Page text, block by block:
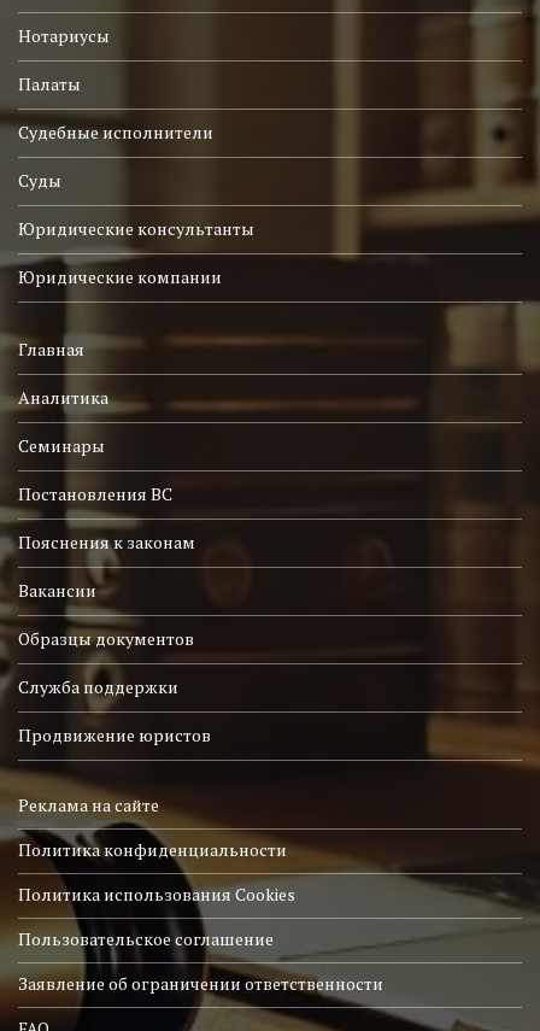
Нотариусы
Палаты
Судебные исполнители
Суды
Юридические консультанты
Юридические компании
Главная
Аналитика
Семинары
Постановления ВС
Пояснения к законам
Вакансии
Образцы документов
Служба поддержки
Продвижение юристов
Реклама на сайте
Политика конфиденциальности
Политика использования Cookies
Пользовательское соглашение
Заявление об ограничении ответственности